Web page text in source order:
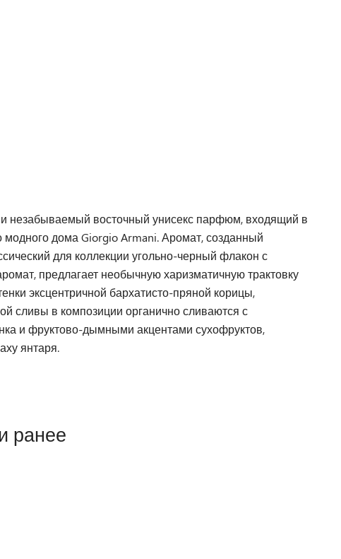
незабываемый восточный унисекс парфюм, входящий в
дома Giorgio Armani. Аромат, созданный
для коллекции угольно-черный флакон с
предлагает необычную харизматичную трактовку
эксцентричной бархатисто-пряной корицы,
сливы в композиции органично сливаются с
и фруктово-дымными акцентами сухофруктов,
янтаря.
ранее